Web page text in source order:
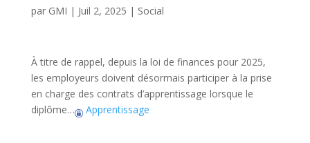
par GMI | Juil 2, 2025 | Social
À titre de rappel, depuis la loi de finances pour 2025,
les employeurs doivent désormais participer à la prise
en charge des contrats d’apprentissage lorsque le
diplôme…
Apprentissage